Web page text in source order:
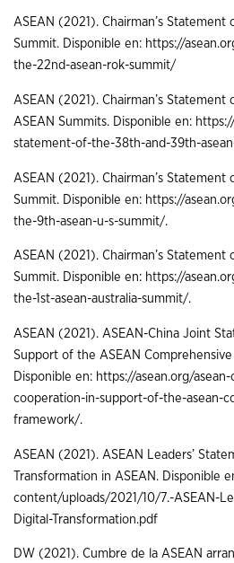
ASEAN (2021). Chairman’s
Summit. Disponible en: https://
the-22nd-asean-rok-summit/
ASEAN (2021). Chairman’s
ASEAN Summits. Disponible en:
statement-of-the-38th-and-39th-
ASEAN (2021). Chairman’s Statement
Summit. Disponible en: https://
the-9th-asean-u-s-summit/.
ASEAN (2021). Chairman’s Statement
Summit. Disponible en: https://
the-1st-asean-australia-summit/.
ASEAN (2021). ASEAN-China Joint
Support of the ASEAN
Disponible en: https://asean.org/
cooperation-in-support-of-the-asean-
framework/.
ASEAN (2021). ASEAN Leaders’
Transformation in ASEAN. Disponible
content/uploads/2021/10/7.-ASEAN-
Digital-Transformation.pdf
DW (2021). Cumbre de la ASEAN